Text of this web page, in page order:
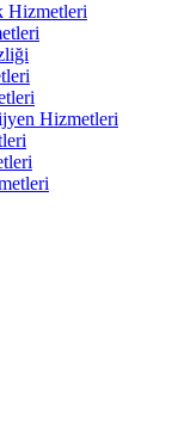
Hizmetleri
Hizmetleri